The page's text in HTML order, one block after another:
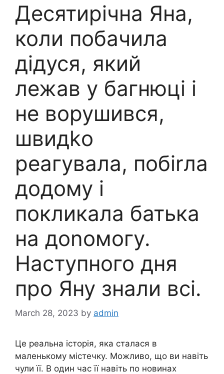
Десятирічна Яна,
коли побачила
дідуся, який
лежав у багнюці і
не ворушився,
швидkо
реагувала, побіrла
додому і
покликала батька
на доnомогу.
Наступного дня
про Яну знали всі.
March 28, 2023 by admin
Це реальна історія, яка сталася в
маленькому містечку. Можливо, що ви навіть
чули її. В один час її навіть по новинах